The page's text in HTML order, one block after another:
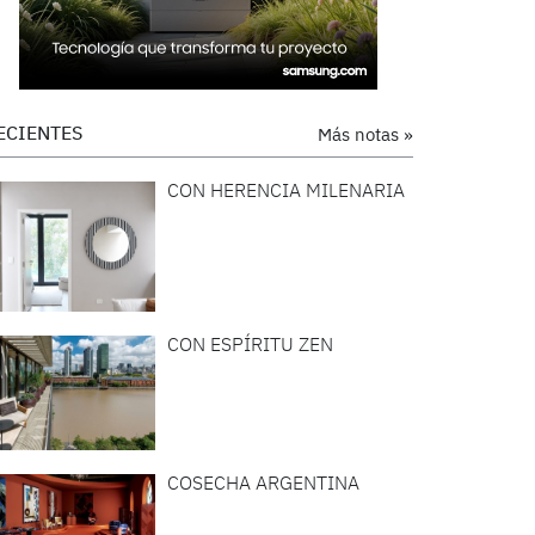
Más notas »
CON HERENCIA MILENARIA
CON ESPÍRITU ZEN
COSECHA ARGENTINA